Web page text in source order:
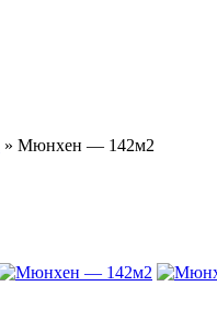
» Мюнхен — 142м2